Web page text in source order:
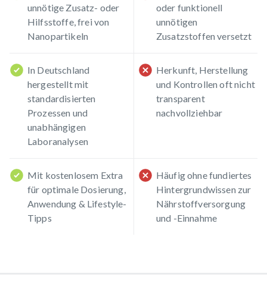
unnötige Zusatz- oder
Hilfsstoffe, frei von
Nanopartikeln
oder funktionell
unnötigen
Zusatzstoffen versetzt
In Deutschland
hergestellt mit
standardisierten
Prozessen und
unabhängigen
Laboranalysen
Herkunft, Herstellung
und Kontrollen oft nicht
transparent
nachvollziehbar
Mit kostenlosem Extra
für optimale Dosierung,
Anwendung & Lifestyle-
Tipps
Häufig ohne fundiertes
Hintergrundwissen zur
Nährstoffversorgung
und -Einnahme